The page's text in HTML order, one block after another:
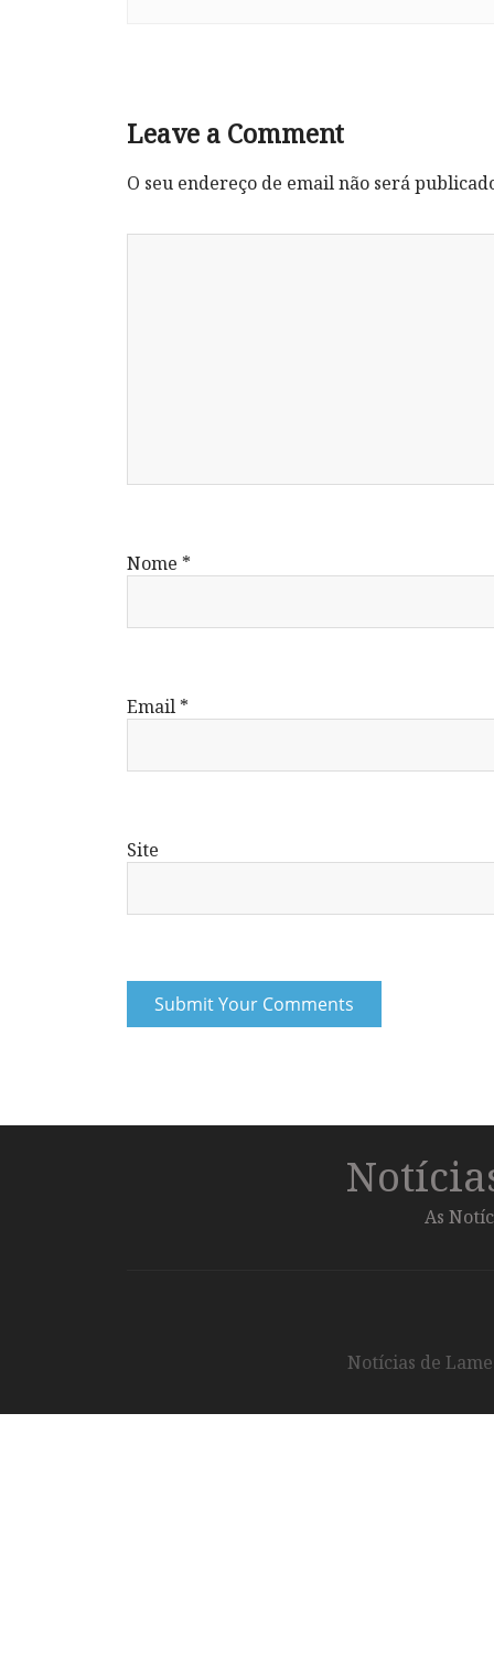
Leave a Comment
O seu endereço de email não será
Nome *
Email *
Site
As
Notícias de